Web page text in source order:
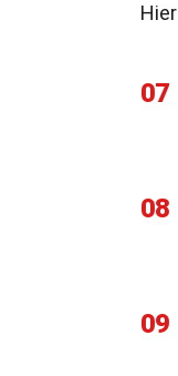
07
08
09